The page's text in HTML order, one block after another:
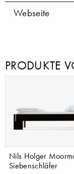
Webseite
PRODUKTE
Nils Holger
Siebenschläfer